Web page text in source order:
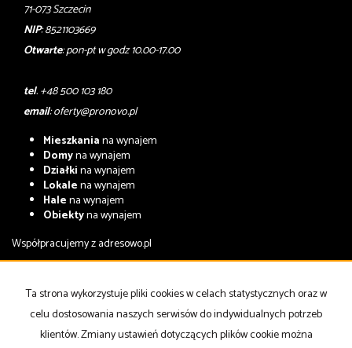
71-073 Szczecin
NIP: 8521103669
Otwarte: pon-pt w godz 10.00-17.00
tel. +48 500 103 180
email:oferty@pronovo.pl
Mieszkaniana wynajem
Domyna wynajem
Działkina wynajem
Lokalena wynajem
Halena wynajem
Obiektyna wynajem
Współpracujemy zadresowo.pl
Domyna sprzedaż
Działkina sprzedaż
Lokalena sprzedaż
Halena sprzedaż
Ta strona wykorzystuje pliki cookies w celach statystycznych oraz w
celu dostosowania naszych serwisów do indywidualnych potrzeb
klientów. Zmiany ustawień dotyczących plików cookie można